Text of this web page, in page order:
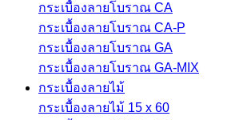
กระเบื้องลายโบราณ CA
กระเบื้องลายโบราณ CA-P
กระเบื้องลายโบราณ GA
กระเบื้องลายโบราณ GA-MIX
กระเบื้องลายไม้
กระเบื้องลายไม้ 15 x 60